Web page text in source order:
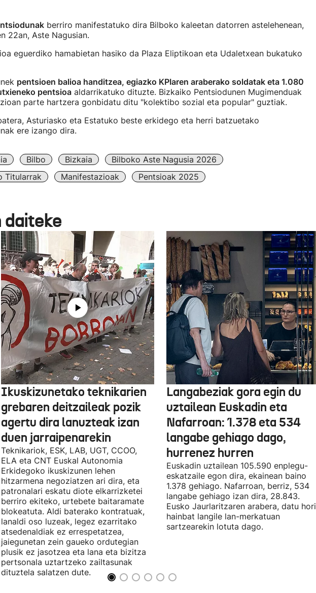
berriro manifestatuko dira Bilboko kaleetan datorren astelehenean,
22an, Aste Nagusian.
eguerdiko hamabietan hasiko da Plaza Eliptikoan eta Udaletxean bukatuko
pentsioen balioa handitzea, egiazko KPIaren araberako soldatak eta 1.080
pentsioaaldarrikatuko dituzte. Bizkaiko Pentsiodunen Mugimenduak
parte hartzera gonbidatu ditu "kolektibo sozial eta popular" guztiak.
Asturiasko eta Estatuko beste erkidego eta herri batzuetako
ere izango dira.
Bilbo Bizkaia
Bilboko Aste Nagusia 2026
Titularrak
Manifestazioak Pentsioak 2025
daiteke
Ikuskizunetako teknikarien
grebaren deitzaileak pozik
agertu dira lanuzteak izan
duen jarraipenarekin
Teknikariok, ESK, LAB, UGT, CCOO,
ELA eta CNT Euskal Autonomia
Erkidegoko ikuskizunen lehen
hitzarmena negoziatzen ari dira, eta
patronalari eskatu diote elkarrizketei
berriro ekiteko, urtebete baitaramate
blokeatuta. Aldi baterako kontratuak,
lanaldi oso luzeak, legez ezarritako
atsedenaldiak ez errespetatzea,
jaiegunetan zein gaueko ordutegian
plusik ez jasotzea eta lana eta bizitza
pertsonala uztartzeko zailtasunak
dituztela salatzen dute.
Langabeziak gora egin du
uztailean Euskadin eta
Nafarroan: 1.378 eta 534
langabe gehiago dago,
hurrenez hurren
Euskadin uztailean 105.590 enplegu-
eskatzaile egon dira, ekainean baino
1.378 gehiago. Nafarroan, berriz, 534
langabe gehiago izan dira, 28.843.
Eusko Jaurlaritzaren arabera, datu hori
hainbat langile lan-merkatuan
sartzearekin lotuta dago.